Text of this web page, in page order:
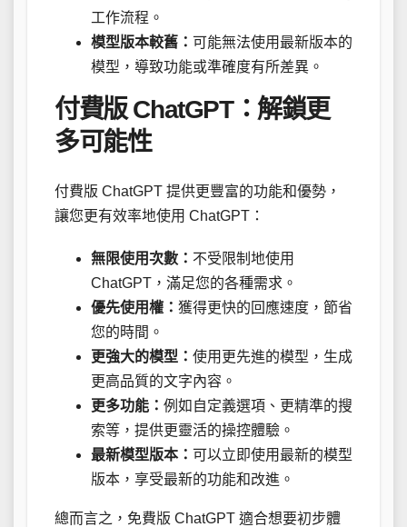
工作流程。
模型版本較舊： 可能無法使用最新版本的
模型，導致功能或準確度有所差異。
付費版 ChatGPT：解鎖更
多可能性
付費版 ChatGPT 提供更豐富的功能和優勢，
讓您更有效率地使用 ChatGPT：
無限使用次數： 不受限制地使用
ChatGPT，滿足您的各種需求。
優先使用權： 獲得更快的回應速度，節省
您的時間。
更強大的模型： 使用更先進的模型，生成
更高品質的文字內容。
更多功能： 例如自定義選項、更精準的搜
索等，提供更靈活的操控體驗。
最新模型版本： 可以立即使用最新的模型
版本，享受最新的功能和改進。
總而言之，免費版 ChatGPT 適合想要初步體